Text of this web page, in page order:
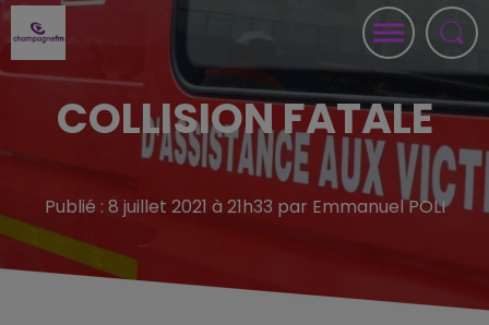
COLLISION FATALE
Publié : 8 juillet 2021 à 21h33 par Emmanuel POLI